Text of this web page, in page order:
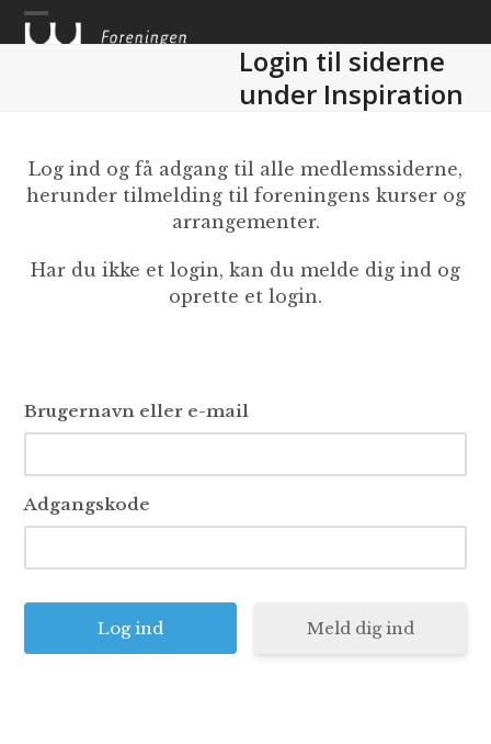
Skip
to
Login til siderne
under Inspiration
Log ind og få adgang til alle medlemssiderne,
herunder tilmelding til foreningens kurser og
arrangementer.
Har du ikke et login, kan du melde dig ind og
oprette et login.
Brugernavn eller e-mail
Adgangskode
Meld dig ind